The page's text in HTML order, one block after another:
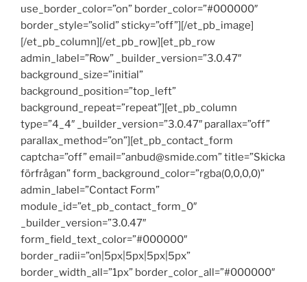
use_border_color=”on” border_color=”#000000″
border_style=”solid” sticky=”off”][/et_pb_image]
[/et_pb_column][/et_pb_row][et_pb_row
admin_label=”Row” _builder_version=”3.0.47″
background_size=”initial”
background_position=”top_left”
background_repeat=”repeat”][et_pb_column
type=”4_4″ _builder_version=”3.0.47″ parallax=”off”
parallax_method=”on”][et_pb_contact_form
captcha=”off” email=”anbud@smide.com” title=”Skicka
förfrågan” form_background_color=”rgba(0,0,0,0)”
admin_label=”Contact Form”
module_id=”et_pb_contact_form_0″
_builder_version=”3.0.47″
form_field_text_color=”#000000″
border_radii=”on|5px|5px|5px|5px”
border_width_all=”1px” border_color_all=”#000000″